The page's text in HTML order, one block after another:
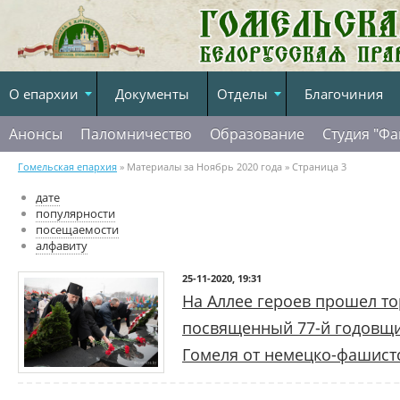
О епархии Документы Отделы Благочиния
Анонсы Паломничество Образование Студия
Гомельская епархия » Материалы за Ноябрь 2020 года » Страница 3
дате
популярности
посещаемости
алфавиту
25-11-2020, 19:31
На Аллее героев прошел
посвященный 77-й
Гомеля от немецко-